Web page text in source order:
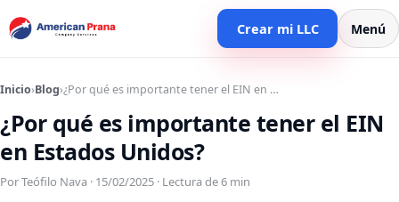
Crear mi LLC Menú
Inicio›Blog›¿Por qué es importante tener el EIN en …
¿Por qué es importante tener el EIN
en Estados Unidos?
Por Teófilo Nava · 15/02/2025 · Lectura de 6 min